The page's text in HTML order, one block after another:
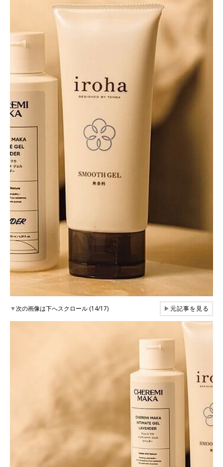
▼次の画像は下へスクロール (14/17) ▶元記事を見る